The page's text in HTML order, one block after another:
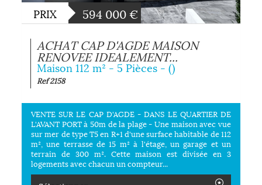
PRIX 594 000€
ACHAT CAP D'AGDE MAISON
RENOVEE IDEALEMENT...
Maison 112 m² - 5 Pièces - ()
Ref 2158
VENTE SUR LE CAP D'AGDE - DANS LE QUARTIER DE
L'AVANT PORT à 50m de la plage - Une maison avec vue
sur mer de type T5 en R+1 d'une surface habitable de 112
m², une terrasse de 15 m² à l'étage, un garage et un
terrain de 300 m². Cette maison est divisée en 3
logements avec chacun un compteur...